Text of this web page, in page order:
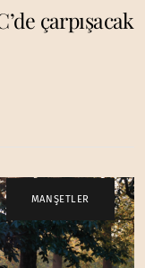
çarpışacak
, MANŞETLER